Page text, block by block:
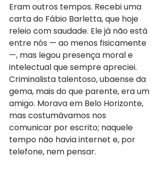
Eram outros tempos. Recebi uma
carta do Fábio Barletta, que hoje
releio com saudade. Ele já não está
entre nós — ao menos fisicamente
—, mas legou presença moral e
intelectual que sempre apreciei.
Criminalista talentoso, ubaense da
gema, mais do que parente, era um
amigo. Morava em Belo Horizonte,
mas costumávamos nos
comunicar por escrito; naquele
tempo não havia internet e, por
telefone, nem pensar.